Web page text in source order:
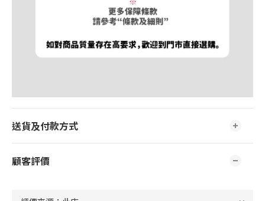
送貨及付款方式
顧客評價